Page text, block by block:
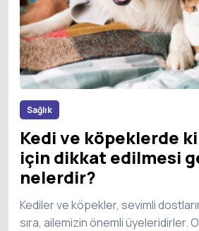
Sağlık
Kedi ve köpeklerde
için dikkat edilmesi
nelerdir?
Kediler ve köpekler, sevimli
sıra, ailemizin önemli üyeleridirler.